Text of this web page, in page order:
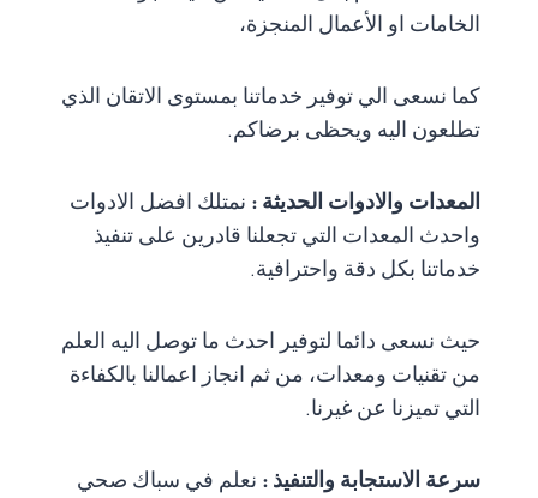
الخامات او الأعمال المنجزة،
كما نسعى الي توفير خدماتنا بمستوى الاتقان الذي
تطلعون اليه ويحظى برضاكم.
المعدات والادوات الحديثة : نمتلك افضل الادوات
واحدث المعدات التي تجعلنا قادرين على تنفيذ
خدماتنا بكل دقة واحترافية.
حيث نسعى دائما لتوفير احدث ما توصل اليه العلم
من تقنيات ومعدات، من ثم انجاز اعمالنا بالكفاءة
التي تميزنا عن غيرنا.
سرعة الاستجابة والتنفيذ : نعلم في سباك صحي